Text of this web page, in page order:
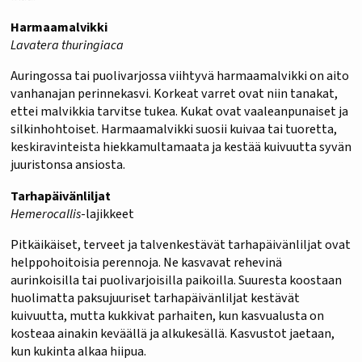
Harmaamalvikki
Lavatera thuringiaca
Auringossa tai puolivarjossa viihtyvä harmaamalvikki on aito
vanhanajan perinnekasvi. Korkeat varret ovat niin tanakat,
ettei malvikkia tarvitse tukea. Kukat ovat vaaleanpunaiset ja
silkinhohtoiset. Harmaamalvikki suosii kuivaa tai tuoretta,
keskiravinteista hiekkamultamaata ja kestää kuivuutta syvän
juuristonsa ansiosta.
Tarhapäivänliljat
Hemerocallis-lajikkeet
Pitkäikäiset, terveet ja talvenkestävät tarhapäivänliljat ovat
helppohoitoisia perennoja. Ne kasvavat rehevinä
aurinkoisilla tai puolivarjoisilla paikoilla. Suuresta koostaan
huolimatta paksujuuriset tarhapäivänliljat kestävät
kuivuutta, mutta kukkivat parhaiten, kun kasvualusta on
kosteaa ainakin keväällä ja alkukesällä. Kasvustot jaetaan,
kun kukinta alkaa hiipua.